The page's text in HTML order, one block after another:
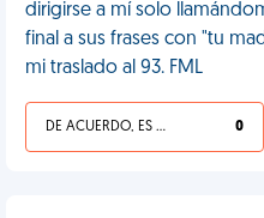
dirigirse a mí solo
final a sus frases con "tu
mi traslado al 93. FML
DE ACUERDO, ES UNA VIDA HP 0